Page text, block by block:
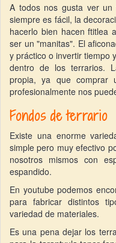
A todos nos gusta ver
siempre es fácil, la
hacerlo bien hacen ftitlea
ser un "manitas". El
y práctico o invertir tiempo
dentro de los terrarios.
propia, ya que comprar
profesionalmente nos
Fondos de terrario
Existe una enorme
simple pero muy efectivo
nosotros mismos con
espandido.
En youtube podemos
para fabricar distintos
variedad de materiales.
Es una pena dejar los